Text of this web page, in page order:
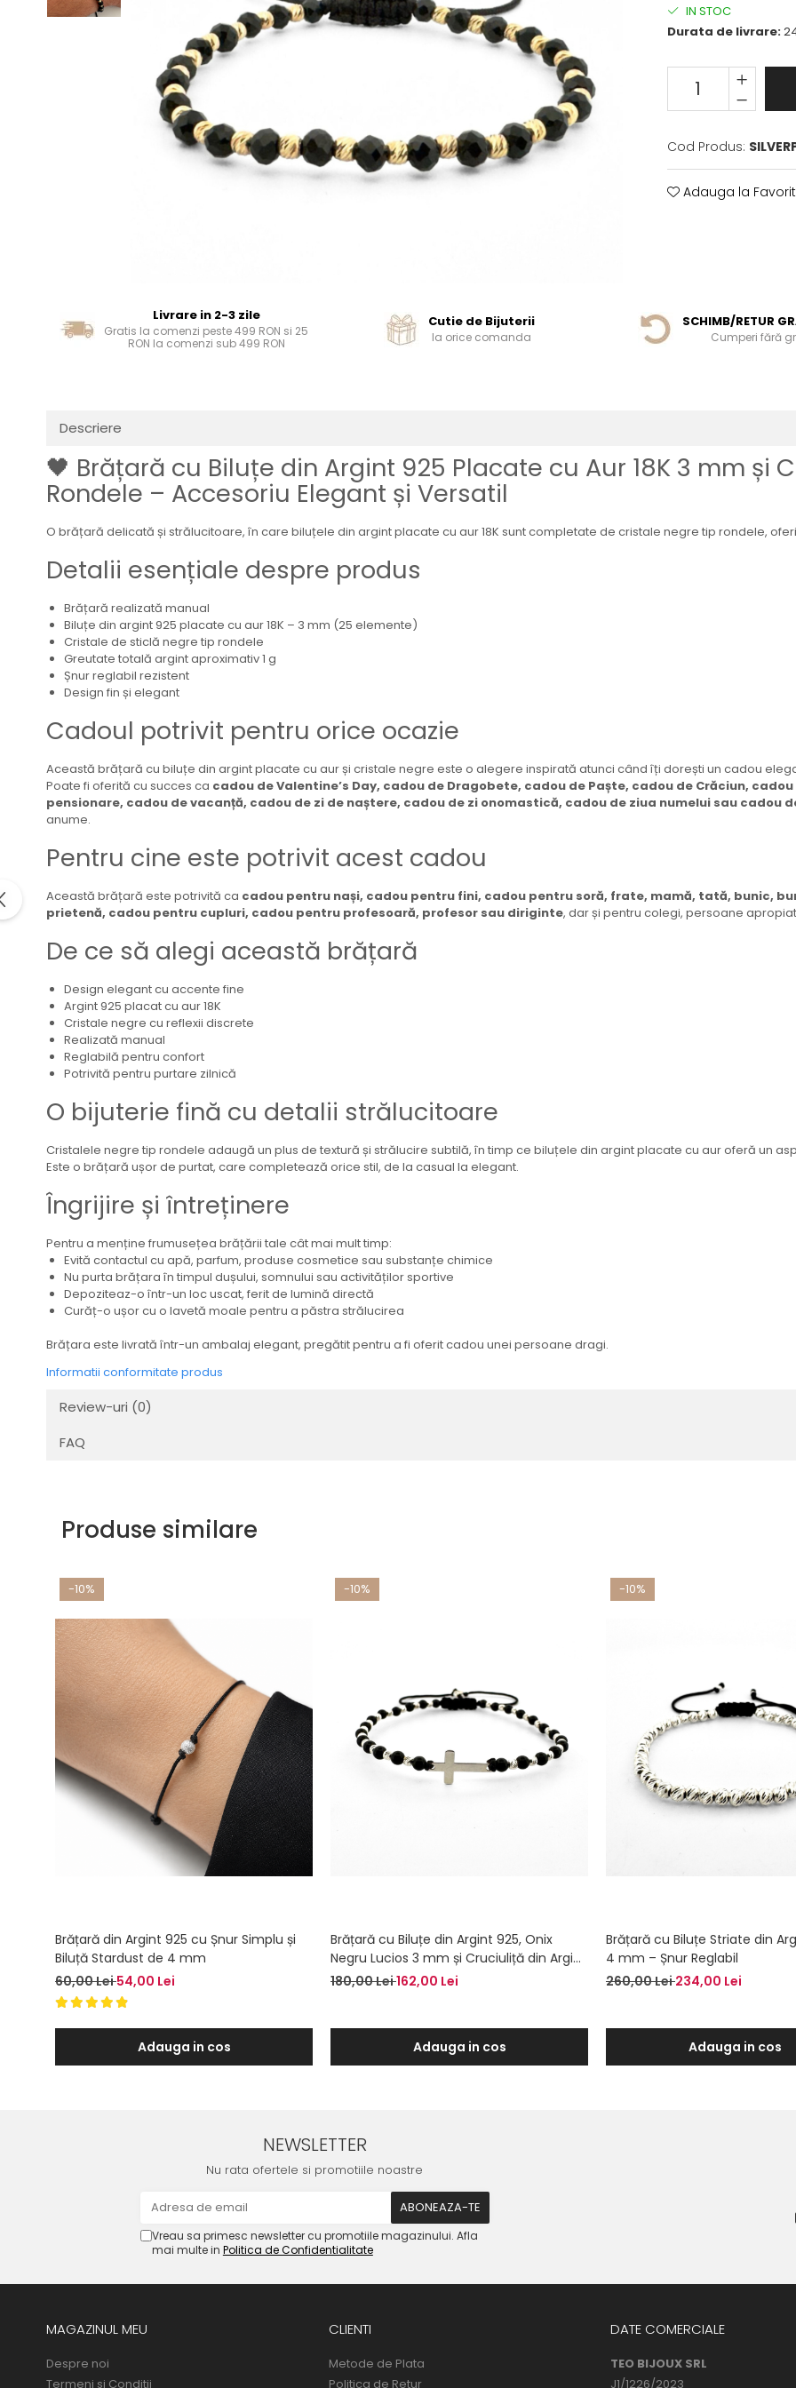
IN STOC
Durata de livrare:
Cod Produs:
Adauga la
Livrare in 2-3 zile
Gratis la comenzi peste 499 RON si 25
RON la comenzi sub 499 RON
Cutie de Bijuterii
la orice comanda
SCHIMB/RETUR
Cumperi fără
Descriere
🖤 Brățară cu Biluțe din Argint 925 Placate cu Aur 18K 3 mm și
Rondele – Accesoriu Elegant și Versatil
O brățară delicată și strălucitoare, în care biluțele din argint placate cu aur 18K sunt completate de cristale negre tip rondele,
Detalii esențiale despre produs
Brățară realizată manual
Biluțe din argint 925 placate cu aur 18K – 3 mm (25 elemente)
Cristale de sticlă negre tip rondele
Greutate totală argint aproximativ 1 g
Șnur reglabil rezistent
Design fin și elegant
Cadoul potrivit pentru orice ocazie
Această brățară cu biluțe din argint placate cu aur și cristale negre este o alegere inspirată atunci când îți dorești un cadou
Poate fi oferită cu succes ca cadou de Valentine’s Day, cadou de Dragobete, cadou de Paște, cadou de Crăciun,
pensionare, cadou de vacanță, cadou de zi de naștere, cadou de zi onomastică, cadou de ziua numelui sau cadou
anume.
Pentru cine este potrivit acest cadou
Această brățară este potrivită ca cadou pentru nași, cadou pentru fini, cadou pentru soră, frate, mamă, tată, bunic,
prietenă, cadou pentru cupluri, cadou pentru profesoară, profesor sau diriginte, dar și pentru colegi, persoane
De ce să alegi această brățară
Design elegant cu accente fine
Argint 925 placat cu aur 18K
Cristale negre cu reflexii discrete
Realizată manual
Reglabilă pentru confort
Potrivită pentru purtare zilnică
O bijuterie fină cu detalii strălucitoare
Cristalele negre tip rondele adaugă un plus de textură și strălucire subtilă, în timp ce biluțele din argint placate cu aur oferă un
Este o brățară ușor de purtat, care completează orice stil, de la casual la elegant.
Îngrijire și întreținere
Pentru a menține frumusețea brățării tale cât mai mult timp:
Evită contactul cu apă, parfum, produse cosmetice sau substanțe chimice
Nu purta brățara în timpul dușului, somnului sau activităților sportive
Depoziteaz-o într-un loc uscat, ferit de lumină directă
Curăț-o ușor cu o lavetă moale pentru a păstra strălucirea
Brățara este livrată într-un ambalaj elegant, pregătit pentru a fi oferit cadou unei persoane dragi.
Informatii conformitate produs
Review-uri (0)
FAQ
Produse similare
-10%
Brățară din Argint 925 cu Șnur Simplu și
Biluță Stardust de 4 mm
60,00 Lei54,00 Lei
Adauga in cos
-10%
Brățară cu Biluțe din Argint 925, Onix
Negru Lucios 3 mm și Cruciuliță din Argint
– Forță Interioară și Protecție
180,00 Lei162,00 Lei
Adauga in cos
-10%
Brățară cu Biluțe Striate din
4 mm – Șnur Reglabil
260,00 Lei234,00 Lei
Adauga in cos
NEWSLETTER
Nu rata ofertele si promotiile noastre
Vreau sa primesc newsletter cu promotiile magazinului. Afla
mai multe in Politica de Confidentialitate
MAGAZINUL MEU
Despre noi
Termeni si Conditii
CLIENTI
Metode de Plata
Politica de Retur
DATE COMERCIALE
TEO BIJOUX SRL
J1/1226/2023